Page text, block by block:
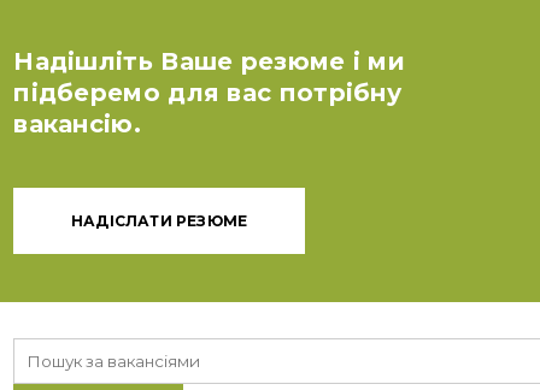
Надішліть Ваше резюме і ми
підберемо для вас потрібну
вакансію.
НАДІСЛАТИ РЕЗЮМЕ